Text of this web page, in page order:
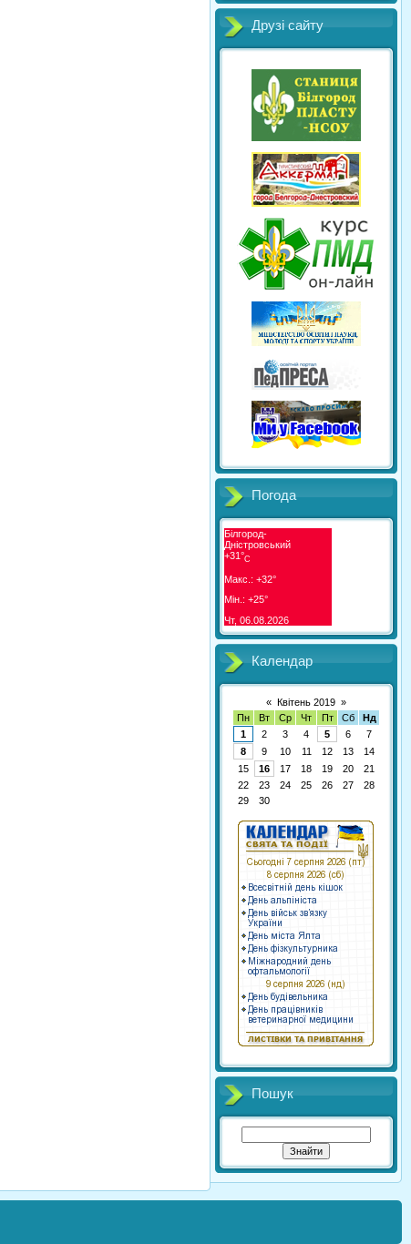
Друзі сайту
Погода
Білгород-
Дністровський
+31°C
Макс.: +32°
Мін.: +25°
Чт, 06.08.2026
Календар
« Квітень 2019 »
Пн
Вт Ср Чт Пт Сб
Нд
1
2 3 4 5 6
7
8
9 10 11 12 13
14
15
16 17 18 19 20
21
22
23 24 25 26 27
28
29
30
Пошук